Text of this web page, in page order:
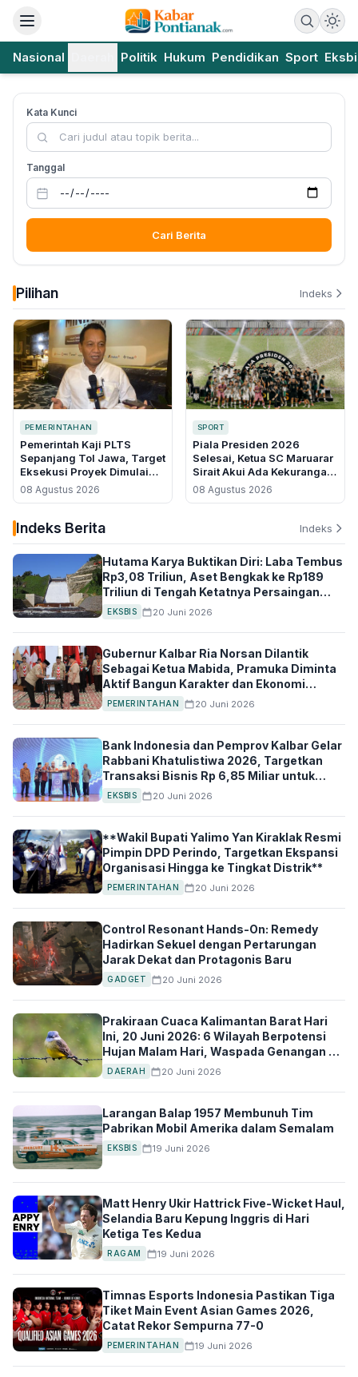
Nasional Politik Hukum Pendidikan Sport
Kata Kunci
Tanggal
Cari Berita
Pilihan Indeks
PEMERINTAHAN
Pemerintah Kaji PLTS
Sepanjang Tol Jawa, Target
Eksekusi Proyek Dimulai
2027
08 Agustus 2026
SPORT
Piala Presiden 2026
Selesai, Ketua SC Maruarar
Sirait Akui Ada Kekurangan
dan Minta Maaf
08 Agustus 2026
Indeks Berita Indeks
Hutama Karya Buktikan Diri: Laba Tembus
Rp3,08 Triliun, Aset Bengkak ke Rp189
Triliun di Tengah Ketatnya Persaingan
Asia Tenggara
EKSBIS 20 Juni 2026
Gubernur Kalbar Ria Norsan Dilantik
Sebagai Ketua Mabida, Pramuka Diminta
Aktif Bangun Karakter dan Ekonomi
Daerah
PEMERINTAHAN 20 Juni 2026
Bank Indonesia dan Pemprov Kalbar Gelar
Rabbani Khatulistiwa 2026, Targetkan
Transaksi Bisnis Rp 6,85 Miliar untuk
UMKM Halal
EKSBIS 20 Juni 2026
**Wakil Bupati Yalimo Yan Kiraklak Resmi
Pimpin DPD Perindo, Targetkan Ekspansi
Organisasi Hingga ke Tingkat Distrik**
PEMERINTAHAN 20 Juni 2026
Control Resonant Hands-On: Remedy
Hadirkan Sekuel dengan Pertarungan
Jarak Dekat dan Protagonis Baru
GADGET 20 Juni 2026
Prakiraan Cuaca Kalimantan Barat Hari
Ini, 20 Juni 2026: 6 Wilayah Berpotensi
Hujan Malam Hari, Waspada Genangan di
Pontianak dan Singkawang
DAERAH 20 Juni 2026
Larangan Balap 1957 Membunuh Tim
Pabrikan Mobil Amerika dalam Semalam
EKSBIS 19 Juni 2026
Matt Henry Ukir Hattrick Five-Wicket Haul,
Selandia Baru Kepung Inggris di Hari
Ketiga Tes Kedua
RAGAM 19 Juni 2026
Timnas Esports Indonesia Pastikan Tiga
Tiket Main Event Asian Games 2026,
Catat Rekor Sempurna 77-0
PEMERINTAHAN 19 Juni 2026